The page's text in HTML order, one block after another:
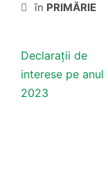
în PRIMĂRIE
Declarații de
interese pe anul
2023